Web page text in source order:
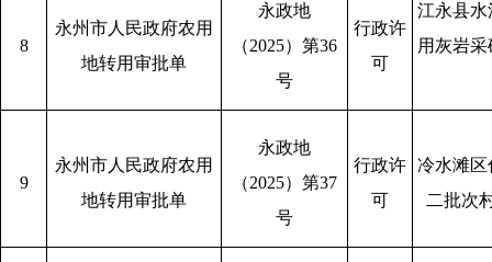
8
永州市人民政府农用
地转用审批单
永政地
（2025）第36
号
行政许
可
江永县水
用灰岩
9
永州市人民政府农用
地转用审批单
永政地
（2025）第37
号
行政许
可
冷水滩区
二批次